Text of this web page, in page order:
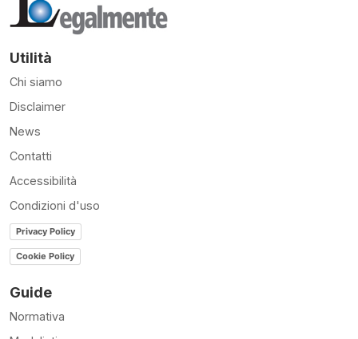
Utilità
Chi siamo
Disclaimer
News
Contatti
Accessibilità
Condizioni d'uso
Privacy Policy
Cookie Policy
Guide
Normativa